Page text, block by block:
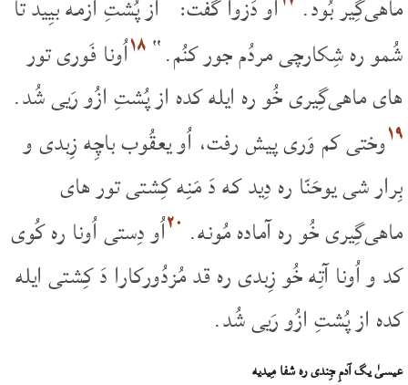
شُمو ره شِکارچی مردُم جور کنُم.“۱۸اُونا فَوری تور
های ماهی‌گِیری خُو ره ایله کده از پُشتِ ازُو رَیی شُد.
۱۹وختی کم وَری پیش رفت، اُو یعقُوب باچِه زِبدی و
بِرار شی یوحَنّا ره دِید که دَ مَنِه کِشتی تور های
ماهی‌گِیری خُو ره آماده مُونه. ۲۰اُو دِستی اُونا ره کُوی
کد و اُونا آتِه خُو زِبدی ره قد مُزدُورکارا دَ کِشتی ایله
کده از پُشتِ ازُو رَیی شُد.
عیسیٰ یگ آدمِ جِندی ره شفا مِیدیه